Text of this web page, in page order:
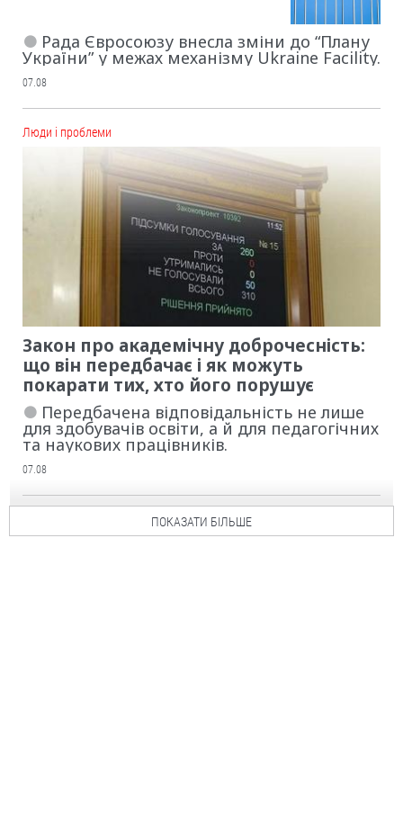
Рада Євросоюзу внесла зміни до “Плану
України” у межах механізму Ukraine Facility.
07.08
Люди і проблеми
Закон про академічну доброчесність:
що він передбачає і як можуть
покарати тих, хто його порушує
Передбачена відповідальність не лише
для здобувачів освіти, а й для педагогічних
та наукових працівників.
07.08
ПОКАЗАТИ БІЛЬШЕ